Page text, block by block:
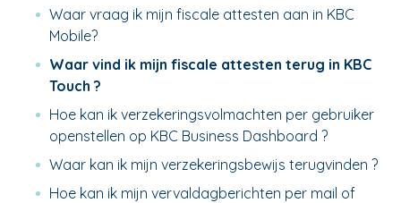
Waar vraag ik mijn fiscale attesten aan in KBC
Mobile?
Waar vind ik mijn fiscale attesten terug in KBC
Touch ?
Hoe kan ik verzekeringsvolmachten per gebruiker
openstellen op KBC Business Dashboard ?
Waar kan ik mijn verzekeringsbewijs terugvinden ?
Hoe kan ik mijn vervaldagberichten per mail of